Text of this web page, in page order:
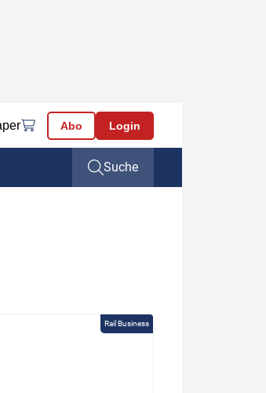
Abo Login
Suche
Rail Business